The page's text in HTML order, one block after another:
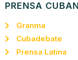
PRENSA
Granma
Cubadebate
Prensa Latina